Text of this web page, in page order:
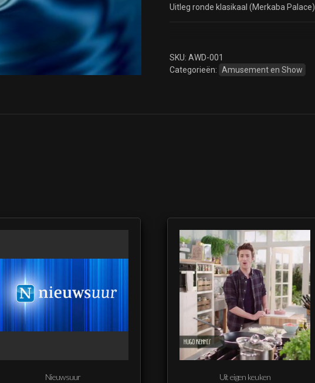
Uitleg ronde klasikaal (Merkaba Palace)
SKU: AWD-001
Categorieën: Amusement en Show
Nieuwsuur Uit eigen keuken